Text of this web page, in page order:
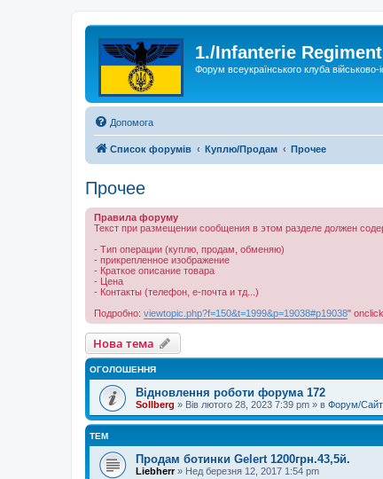
1./Infanterie
Форум всеукраїнського клуба військово-
Допомога
Список форумів Куплю/Продам Прочее
Прочее
Правила форуму
Текст при размещении сообщения в этом разделе должен
- Тип операции (куплю, продам, обменяю)
- прикрепленное изображение
- Краткое описание товара
- Цена
- Контакты (телефон, е-почта и тд...)
Подробно: viewtopic.php?f=150&t=1999&p=19038#p19038"
Нова тема
ОГОЛОШЕННЯ
Відновлення роботи форума 172
Sollberg » Вів лютого 28, 2023 7:39 pm » в Форум/Сайт
ТЕМ
Продам ботинки Gelert 1200грн.43,5й.
Liebherr» Нед березня 12, 2017 1:54 pm